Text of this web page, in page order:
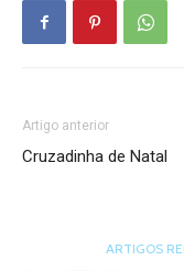
Artigo anterior
Cruzadinha de Natal
ARTIGOS